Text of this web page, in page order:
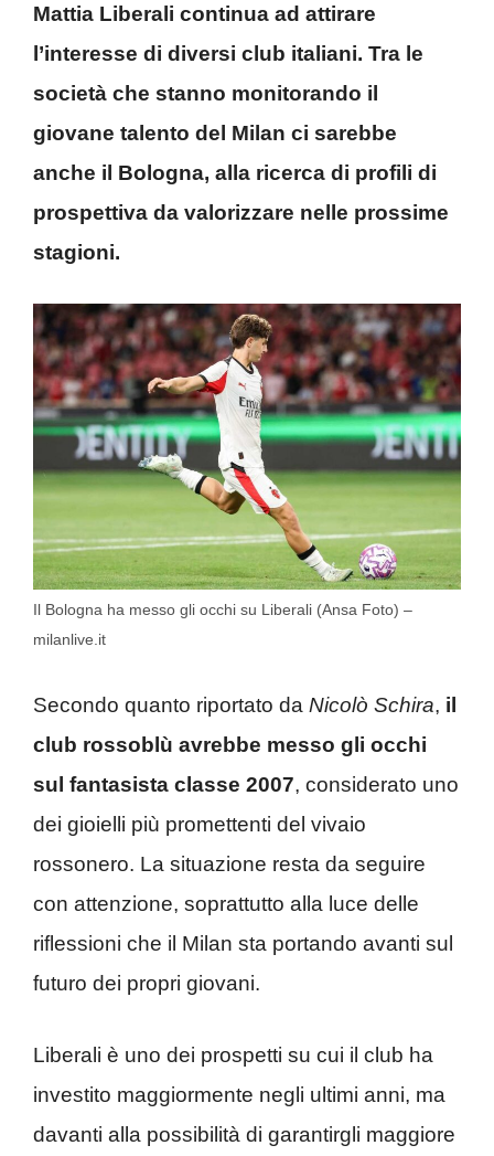
Mattia Liberali continua ad attirare
l’interesse di diversi club italiani. Tra le
società che stanno monitorando il
giovane talento del Milan ci sarebbe
anche il Bologna, alla ricerca di profili di
prospettiva da valorizzare nelle prossime
stagioni.
Il Bologna ha messo gli occhi su Liberali (Ansa Foto) –
milanlive.it
Secondo quanto riportato da Nicolò Schira, il
club rossoblù avrebbe messo gli occhi
sul fantasista classe 2007, considerato uno
dei gioielli più promettenti del vivaio
rossonero. La situazione resta da seguire
con attenzione, soprattutto alla luce delle
riflessioni che il Milan sta portando avanti sul
futuro dei propri giovani.
Liberali è uno dei prospetti su cui il club ha
investito maggiormente negli ultimi anni, ma
davanti alla possibilità di garantirgli maggiore